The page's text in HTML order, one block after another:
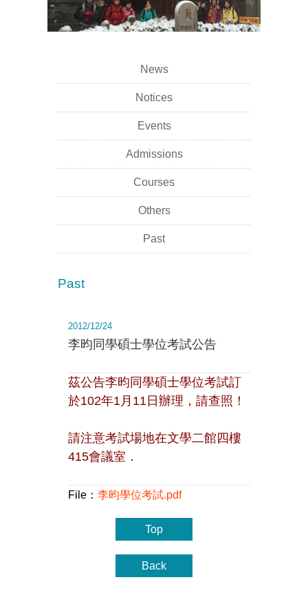
News
Notices
Events
Admissions
Courses
Others
Past
Past
2012/12/24
李昀同學碩士學位考試公告
茲公告李昀同學碩士學位考試訂
於102年1月11日辦理，請查照！
請注意考試場地在文學二館四樓
415會議室．
File： 李昀學位考試.pdf
Top
Back